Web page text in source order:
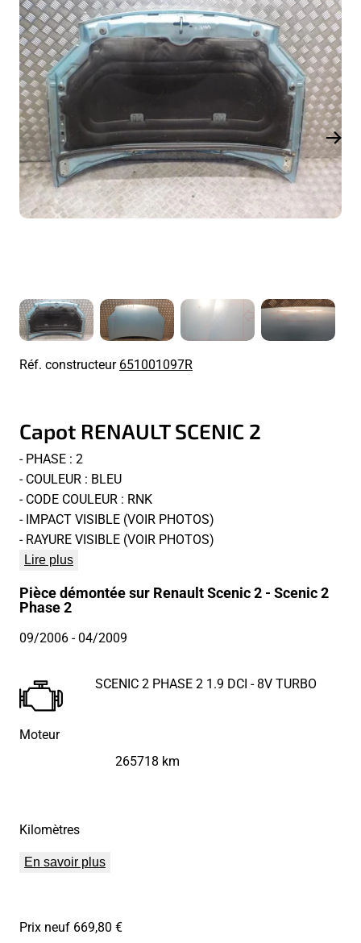
Réf. constructeur651001097R
Capot RENAULT SCENIC 2
- PHASE : 2
- COULEUR : BLEU
- CODE COULEUR : RNK
- IMPACT VISIBLE (VOIR PHOTOS)
- RAYURE VISIBLE (VOIR PHOTOS)
Lire plus
Pièce démontée sur Renault Scenic 2 - Scenic 2
Phase 2
09/2006- 04/2009
Moteur
SCENIC 2 PHASE 2 1.9 DCI - 8V TURBO
Kilomètres
265718 km
En savoir plus
Prix neuf 669,80 €